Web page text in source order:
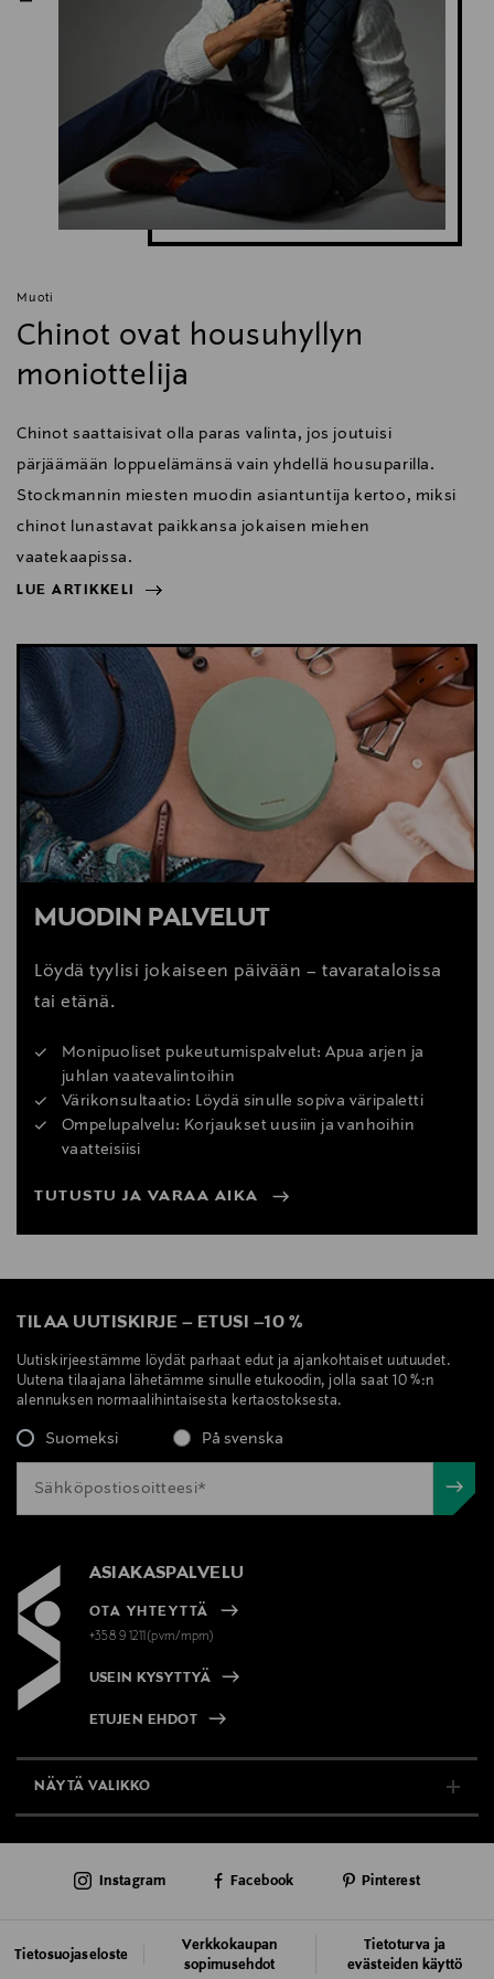
Muoti
Chinot ovat housuhyllyn
moniottelija
Chinot saattaisivat olla paras valinta, jos joutuisi
pärjäämään loppuelämänsä vain yhdellä housuparilla.
Stockmannin miesten muodin asiantuntija kertoo, miksi
chinot lunastavat paikkansa jokaisen miehen
vaatekaapissa.
LUE ARTIKKELI
LUE ARTIKKELI
MUODIN PALVELUT
Löydä tyylisi jokaiseen päivään – tavarataloissa
tai etänä.
Monipuoliset pukeutumispalvelut: Apua arjen ja
juhlan vaatevalintoihin
Värikonsultaatio: Löydä sinulle sopiva väripaletti
Ompelupalvelu: Korjaukset uusiin ja vanhoihin
vaatteisiisi
TUTUSTU JA VARAA AIKA
TILAA UUTISKIRJE – ETUSI –10 %
Uutiskirjeestämme löydät parhaat edut ja ajankohtaiset uutuudet.
Uutena tilaajana lähetämme sinulle etukoodin, jolla saat 10 %:n
alennuksen normaalihintaisesta kertaostoksesta.
Suomeksi På svenska
ASIAKASPALVELU
OTA YHTEYTTÄ
+358 9 1211(pvm/mpm)
USEIN KYSYTTYÄ
ETUJEN EHDOT
NÄYTÄ VALIKKO
AJANKOHTAISTA
Tietosuojaseloste
Verkkokaupan
sopimusehdot
Tietoturva ja
evästeiden käyttö
Instagram Facebook Pinterest